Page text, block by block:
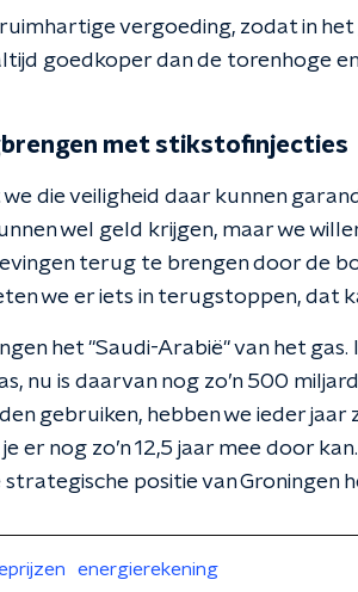
vergoeding, zodat in
goedkoper dan de torenhoge
met stikstofinjecties
die veiligheid daar kunnen
wel geld krijgen, maar we
terug te brengen door de
we er iets in terugstoppen, dat
het "Saudi-Arabië" van het gas.
nu is daarvan nog zo’n 500
gebruiken, hebben we ieder jaar
er nog zo’n 12,5 jaar mee door
positie van Groningen
energierekening